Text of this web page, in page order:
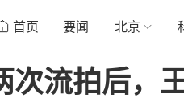
首页 要闻 北京
次流拍后，